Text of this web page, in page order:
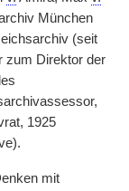
München
(seit
zum Direktor der
1925
mit